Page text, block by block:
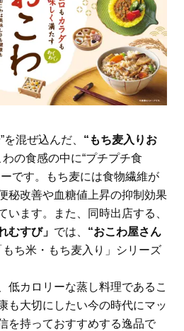
混ぜ込んだ、 “もち麦入りお
の食感の中に“プチプチ食
です。もち麦には食物繊維が
秘改善や血糖値上昇の抑制効果
います。また、同時出店する、
むすび」 では、 “おこわ屋さん
もち米・もち麦入り」シリーズ
低カロリーな蒸し料理であるこ
も大切にしたい今の時代にマッ
を持っておすすめする逸品で